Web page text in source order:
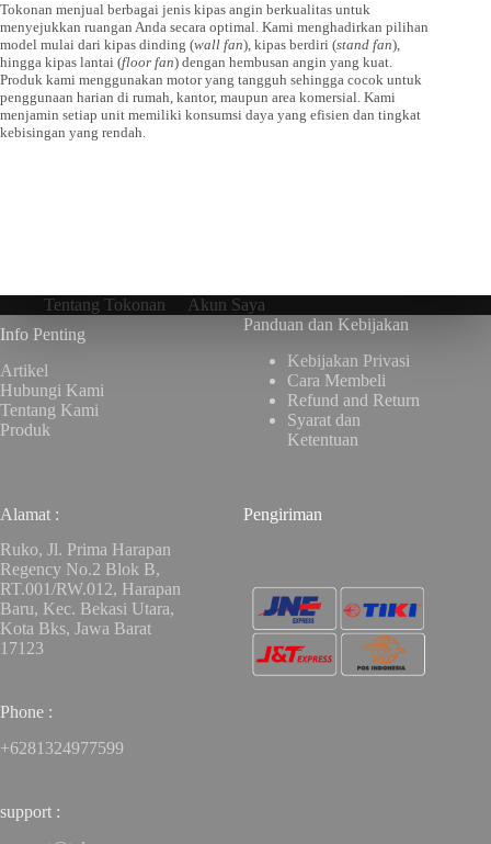
Tokonan menjual berbagai jenis kipas angin berkualitas untuk
menyejukkan ruangan Anda secara optimal. Kami menghadirkan pilihan
model mulai dari kipas dinding (wall fan), kipas berdiri (stand fan),
hingga kipas lantai (floor fan) dengan hembusan angin yang kuat.
Produk kami menggunakan motor yang tangguh sehingga cocok untuk
penggunaan harian di rumah, kantor, maupun area komersial. Kami
menjamin setiap unit memiliki konsumsi daya yang efisien dan tingkat
kebisingan yang rendah.
Tentang Tokonan
Akun Saya
Info Penting
Artikel
Hubungi Kami
Tentang Kami
Produk
Panduan dan Kebijakan
Kebijakan Privasi
Cara Membeli
Refund and Return
Syarat dan
Ketentuan
Alamat :
Ruko, Jl. Prima Harapan
Regency No.2 Blok B,
RT.001/RW.012, Harapan
Baru, Kec. Bekasi Utara,
Kota Bks, Jawa Barat
17123
Phone :
+6281324977599
support :
Pengiriman